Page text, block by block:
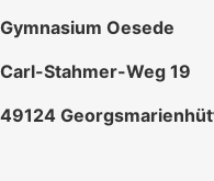
Gymnasium Oesede
Carl-Stahmer-Weg 19
49124